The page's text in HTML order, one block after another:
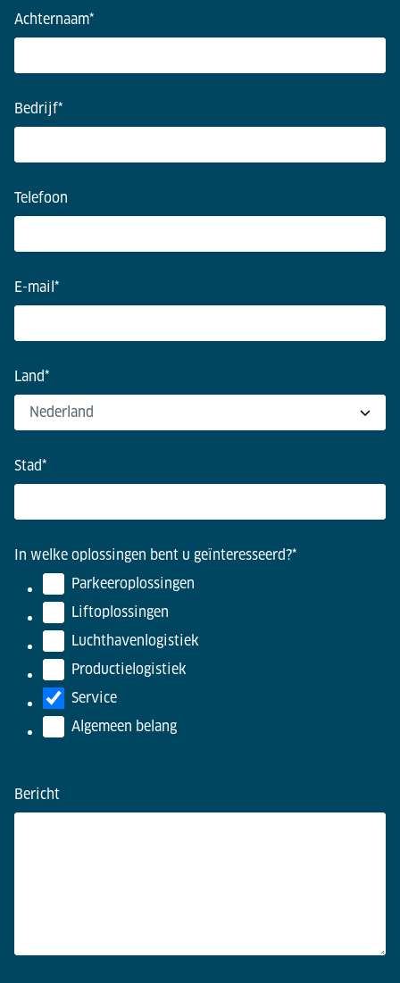
Achternaam*
Bedrijf*
Telefoon
E-mail *
Land*
Stad*
In welke oplossingen bent u geïnteresseerd?*
Parkeeroplossingen
Liftoplossingen
Luchthavenlogistiek
Productielogistiek
Service
Algemeen belang
Bericht